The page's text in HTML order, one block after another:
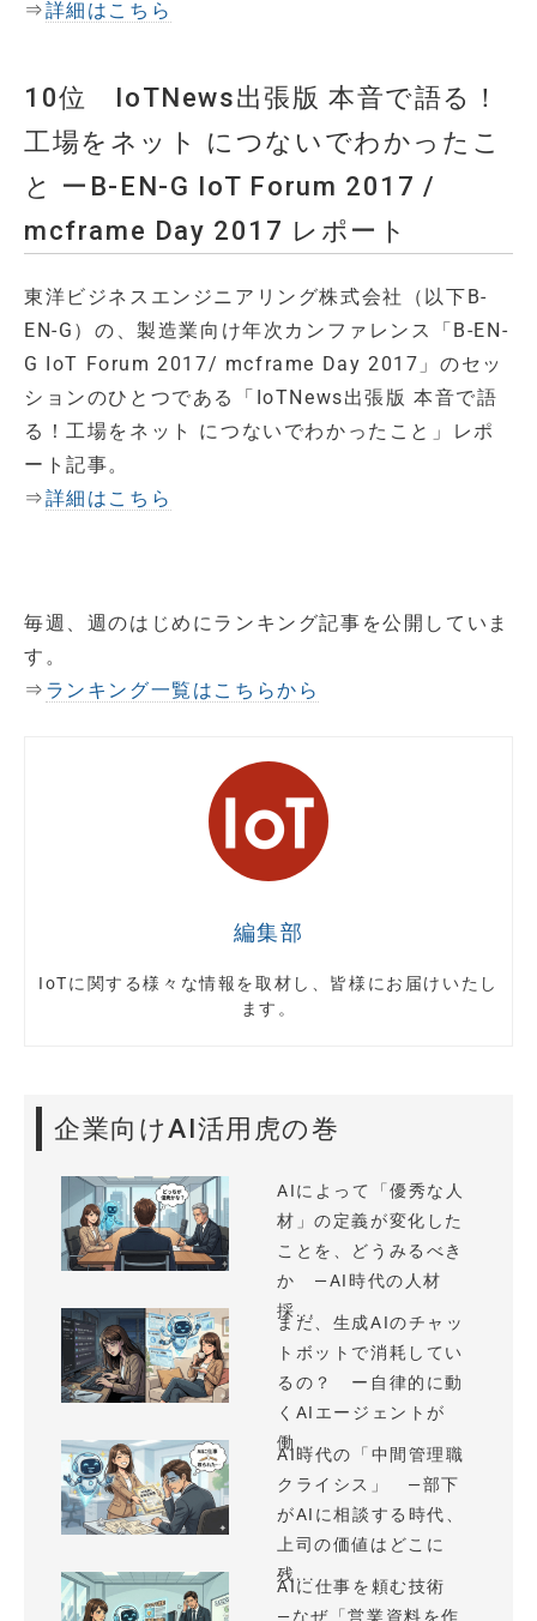
⇒詳細はこちら
10位 IoTNews出張版 本音で語る！
工場をネット につないでわかったこ
と ーB-EN-G IoT Forum 2017 /
mcframe Day 2017 レポート
東洋ビジネスエンジニアリング株式会社（以下B-
EN-G）の、製造業向け年次カンファレンス「B-EN-
G IoT Forum 2017/ mcframe Day 2017」のセッ
ションのひとつである「IoTNews出張版 本音で語
る！工場をネット につないでわかったこと」レポ
ート記事。
⇒詳細はこちら
毎週、週のはじめにランキング記事を公開していま
す。
⇒ ランキング一覧はこちらから
編集部
IoTに関する様々な情報を取材し、皆様にお届けいたし
ます。
企業向けAI活用虎の巻
AIによって「優秀な人
材」の定義が変化した
ことを、どうみるべき
か —AI時代の人材
採...
まだ、生成AIのチャッ
トボットで消耗してい
るの？ ー自律的に動
くAIエージェントが
働...
AI時代の「中間管理職
クライシス」 —部下
がAIに相談する時代、
上司の価値はどこに
残...
AIに仕事を頼む技術